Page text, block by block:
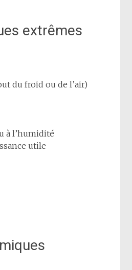
extrêmes
du froid ou de l’air)
à l’humidité
utile